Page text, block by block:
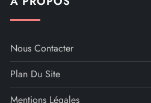
Nous Contacter
Plan Du Site
Mentions Légales